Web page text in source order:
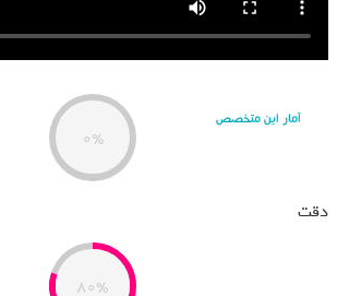
آمار این متخصص
0%
دقت
80%